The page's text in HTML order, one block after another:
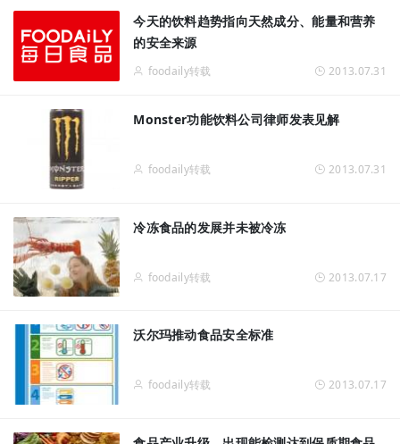
今天的饮料趋势指向天然成分、能量和营养
的安全来源
foodaily转载 2013.07.31
Monster功能饮料公司律师发表见解
foodaily转载 2013.07.31
冷冻食品的发展并未被冷冻
foodaily转载 2013.07.17
沃尔玛推动食品安全标准
foodaily转载 2013.07.17